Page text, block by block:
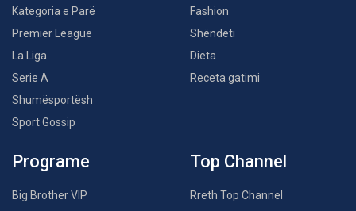
Kategoria e Parë
Premier League
La Liga
Serie A
Shumësportësh
Sport Gossip
Fashion
Shëndeti
Dieta
Receta gatimi
Programe
Big Brother VIP
Top Channel
Rreth Top Channel